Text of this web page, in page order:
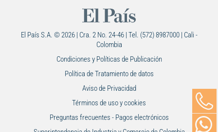
El País S.A. © 2026 | Cra. 2 No. 24-46 | Tel. (572) 8987000 | Cali -
Colombia
Condiciones y Políticas de Publicación
Política de Tratamiento de datos
Aviso de Privacidad
Términos de uso y cookies
Preguntas frecuentes - Pagos electrónicos